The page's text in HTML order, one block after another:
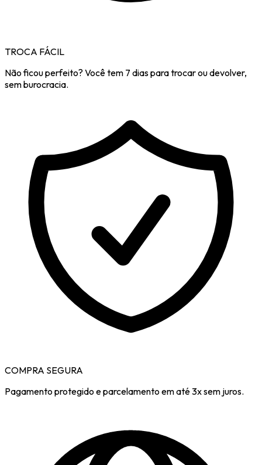
TROCA FÁCIL
Não ficou perfeito? Você tem 7 dias para trocar ou devolver,
sem burocracia.
COMPRA SEGURA
Pagamento protegido e parcelamento em até 3x sem juros.